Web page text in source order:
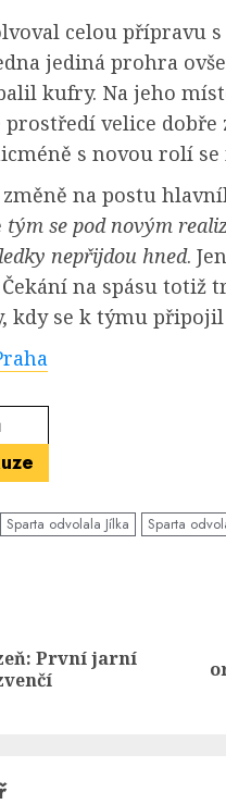
celou přípravu
jediná prohra
kufry. Na jeho
prostředí velice
s novou rolí
na postu
tým se pod novým
nepřijdou hned.
na spásu totiž
kdy se k týmu
Sparta odvolala Jílka Sparta
První jarní